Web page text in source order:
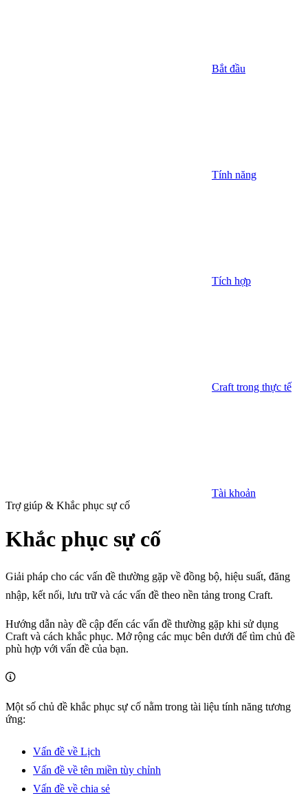
Bắt đầu
Tính năng
Tích hợp
Craft trong thực tế
Tài khoản
Trợ giúp & Khắc phục sự cố
Khắc phục sự cố
Giải pháp cho các vấn đề thường gặp về đồng bộ, hiệu suất, đăng
nhập, kết nối, lưu trữ và các vấn đề theo nền tảng trong Craft.
Hướng dẫn này đề cập đến các vấn đề thường gặp khi sử dụng
Craft và cách khắc phục. Mở rộng các mục bên dưới để tìm chủ đề
phù hợp với vấn đề của bạn.
Một số chủ đề khắc phục sự cố nằm trong tài liệu tính năng tương
ứng:
Vấn đề về Lịch
Vấn đề về tên miền tùy chỉnh
Vấn đề về chia sẻ